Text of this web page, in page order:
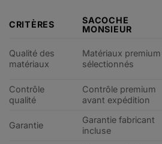
CRITÈRES
SACOCHE
MONSIEUR
Qualité des
matériaux
Matériaux premium
sélectionnés
Contrôle
qualité
Contrôle premium
avant expédition
Garantie
Garantie fabricant
incluse